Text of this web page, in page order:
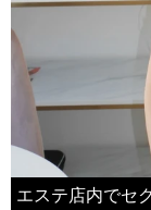
エステ店内でセ